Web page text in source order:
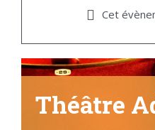
Cet
Théâtre